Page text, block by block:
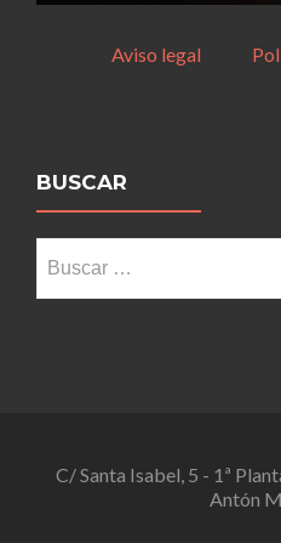
Aviso legal
BUSCAR
C/ Santa Isabel, 5 - 1ª
Antón